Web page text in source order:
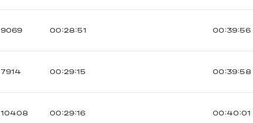
9069 00:28:51 00:39:56
7914 00:29:15 00:39:58
10408 00:29:16 00:40:01